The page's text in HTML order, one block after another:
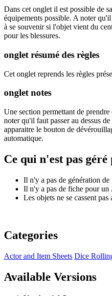
Dans cet onglet il est possible de
équipements possible. A noter
à se souvenir si l'objet vient du
pour les blessures.
onglet résumé des règles
Cet onglet reprends les règles
onglet notes
Une section permettant de
noter qu'il faut passer au dessus
apparaitre le bouton de
automatique.
Ce qui n'est pas géré
Il n'y a pas de génération
Il n'y a pas de fiche pour un
Les objets ne se cassent
Categories
Actor and Item Sheets Dice
Available Versions